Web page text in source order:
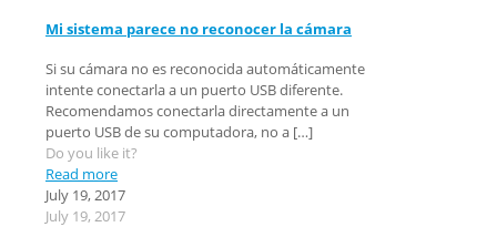
Mi sistema parece no reconocer la cámara
Si su cámara no es reconocida automáticamente
intente conectarla a un puerto USB diferente.
Recomendamos conectarla directamente a un
puerto USB de su computadora, no a […]
Do you like it?
Read more
July 19, 2017
July 19, 2017